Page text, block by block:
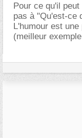
Pour ce qu'il
pas à "Qu'est-ce
L'humour est
(meilleur